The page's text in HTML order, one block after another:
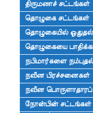
திருமணச் சட்டங்கள்
தொழுகை சட்டங்கள்
தொழுகையில் ஓதுதல்
தொழுகையை
நபிமார்களை
நவீன பிரச்சனைகள்
நவீன
நோன்பின் சட்டங்கள்